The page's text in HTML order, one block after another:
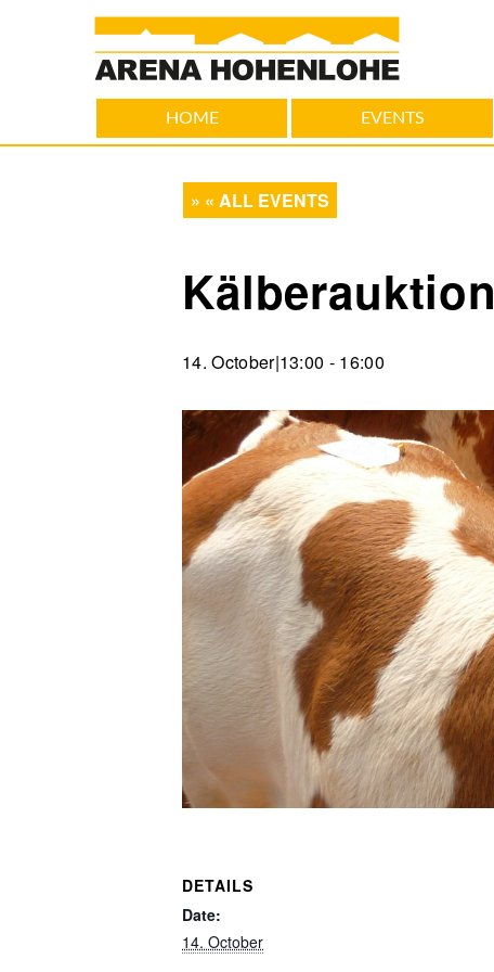
HOME EVENTS
« ALL EVENTS
Kälberauktion
14. October|13:00 - 16:00
DETAILS
Date:
14. October